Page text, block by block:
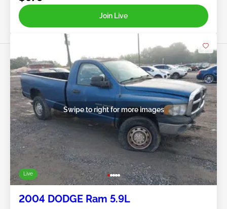
Join Live
Live
Swipe to right for more images
2004 DODGE Ram 5.9L